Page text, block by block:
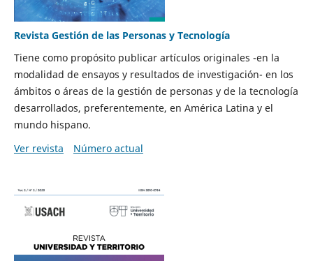
Revista Gestión de las Personas y Tecnología
Tiene como propósito publicar artículos originales -en la
modalidad de ensayos y resultados de investigación- en los
ámbitos o áreas de la gestión de personas y de la tecnología
desarrollados, preferentemente, en América Latina y el
mundo hispano.
Ver revista
Número actual